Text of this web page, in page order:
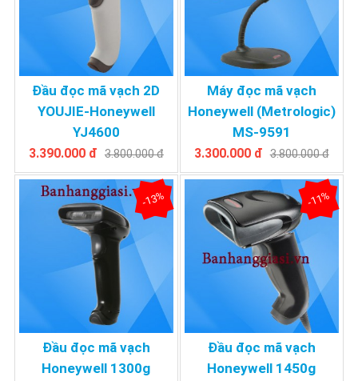
Đầu đọc mã vạch 2D
YOUJIE-Honeywell
YJ4600
3.390.000 đ 3.800.000 đ
Máy đọc mã vạch
Honeywell (Metrologic)
MS-9591
3.300.000 đ 3.800.000 đ
Đầu đọc mã vạch
Honeywell 1300g
-13%
Đầu đọc mã vạch
Honeywell 1450g
-11%